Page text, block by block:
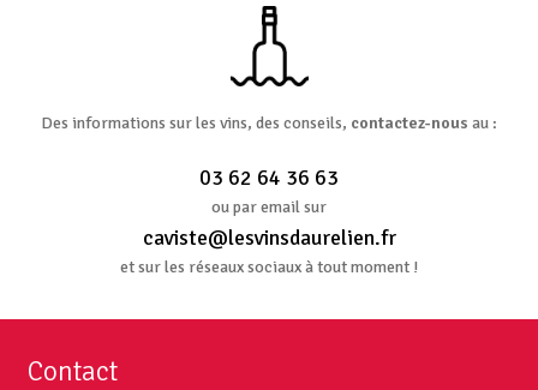
Des informations sur les vins, des conseils, contactez-nous au :
03 62 64 36 63
ou par email sur
caviste@lesvinsdaurelien.fr
et sur les réseaux sociaux à tout moment !
Contact